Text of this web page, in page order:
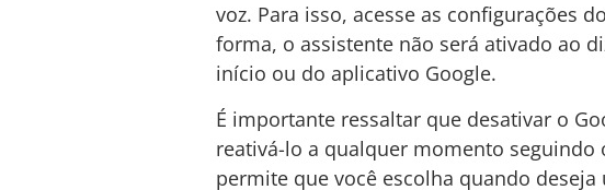
voz. Para isso, acesse as configurações
forma, o assistente não será ativado ao
início ou do aplicativo Google.
É importante ressaltar que desativar o
reativá-lo a qualquer momento
permite que você escolha quando